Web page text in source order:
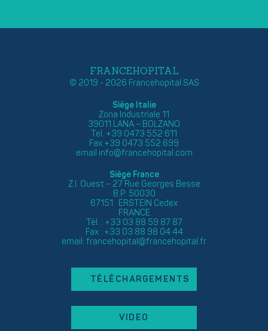
FRANCEHOPITAL
© 2019 - 2026 Francehopital SAS
Siège Italie
Zona Industriale 11
39011 LANA – BOLZANO
Tel. +39 0473 552 611
Fax +39 0473 552 699
email info@francehopital.com
Siège France
Z.I. Ouest – 27 Rue Georges Besse
B.P. 50030
67151 ERSTEIN Cedex
FRANCE
Tél. : +33 03 88 59 87 87
Fax : +33 03 88 98 04 44
email: francehopital@francehopital.fr
TÉLÉCHARGEMENTS
VIDEO